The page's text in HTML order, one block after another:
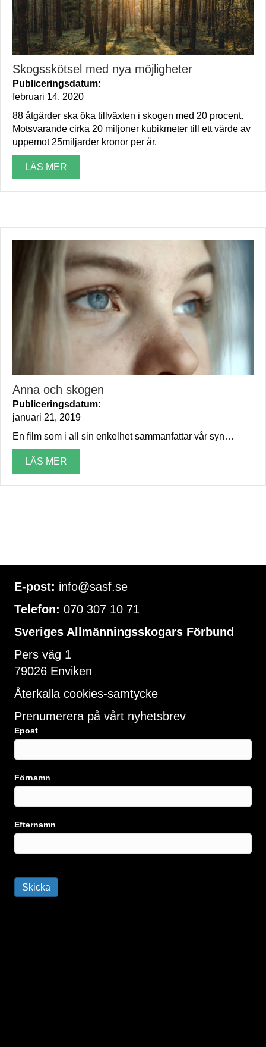
Skogsskötsel med nya möjligheter
Publiceringsdatum:
februari 14, 2020
88 åtgärder ska öka tillväxten i skogen med 20 procent.
Motsvarande cirka 20 miljoner kubikmeter till ett värde av
uppemot 25miljarder kronor per år.
LÄS MER
Anna och skogen
Publiceringsdatum:
januari 21, 2019
En film som i all sin enkelhet sammanfattar vår syn…
LÄS MER
E-post: info@sasf.se
Telefon: 070 307 10 71
Sveriges Allmänningsskogars Förbund
Pers väg 1
79026 Enviken
Återkalla cookies-samtycke
Prenumerera på vårt nyhetsbrev
Epost
Förnamn
Efternamn